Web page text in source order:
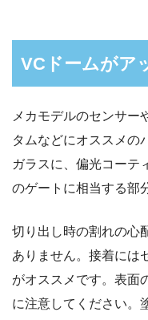
VCドームがア
メカモデルのセンサー
タムなどにオススメの
ガラスに、偏光コーテ
のゲートに相当する部
切り出し時の割れの心
ありません。接着には
がオススメです。表面
に注意してください。